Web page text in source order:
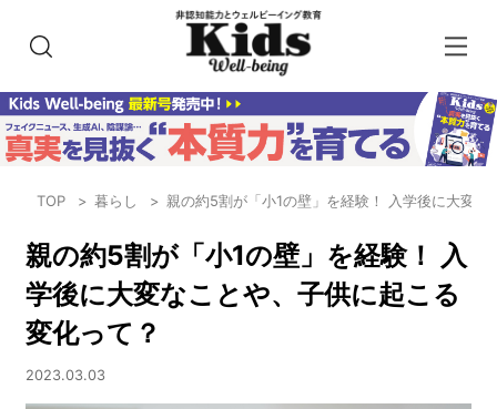
TOP 暮らし 親の約5割が「小1の壁」を経験！ 入学後に大変
親の約5割が「小1の壁」を経験！ 入
学後に大変なことや、子供に起こる
変化って？
2023.03.03